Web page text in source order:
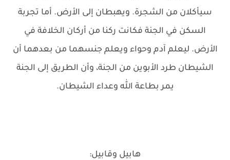
سيأكلان من الشجرة. ويهبطان إلى الأرض. أما تجربة
السكن في الجنة فكانت ركنا من أركان الخلافة في
الأرض. ليعلم آدم وحواء ويعلم جنسهما من بعدهما أن
الشيطان طرد الأبوين من الجنة، وأن الطريق إلى الجنة
يمر بطاعة الله وعداء الشيطان.
هابيل وقابيل: